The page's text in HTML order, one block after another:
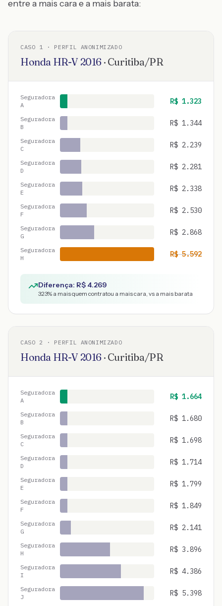
entre a mais cara e a mais barata:
CASO 1 · PERFIL ANONIMIZADO
Honda HR-V 2016 · Curitiba/PR
Seguradora
A
R$ 1.323
Seguradora
B
R$ 1.344
Seguradora
C
R$ 2.239
Seguradora
D
R$ 2.281
Seguradora
E
R$ 2.338
Seguradora
F
R$ 2.530
Seguradora
G
R$ 2.868
Seguradora
H
R$5.592
Diferença: R$ 4.269
323% a mais quem contratou a mais cara, vs a mais barata
CASO 2 · PERFIL ANONIMIZADO
Honda HR-V 2016 · Curitiba/PR
Seguradora
A
R$ 1.664
Seguradora
B
R$ 1.680
Seguradora
C
R$ 1.698
Seguradora
D
R$ 1.714
Seguradora
E
R$ 1.799
Seguradora
F
R$ 1.849
Seguradora
G
R$ 2.141
Seguradora
H
R$ 3.896
Seguradora
I
R$ 4.386
Seguradora
J
R$ 5.398